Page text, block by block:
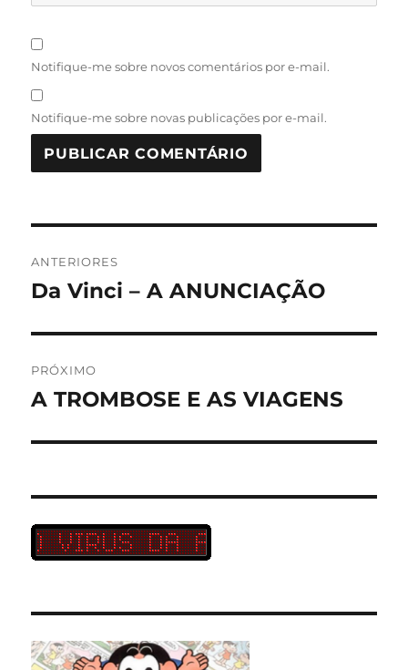
Notifique-me sobre novos comentários por e-mail.
Notifique-me sobre novas publicações por e-mail.
de
ANTERIORES
Post
Da Vinci – A ANUNCIAÇÃO
PRÓXIMO
Próximo
A TROMBOSE E AS VIAGENS